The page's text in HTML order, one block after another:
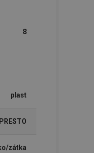
8
plast
PRESTO
zátka